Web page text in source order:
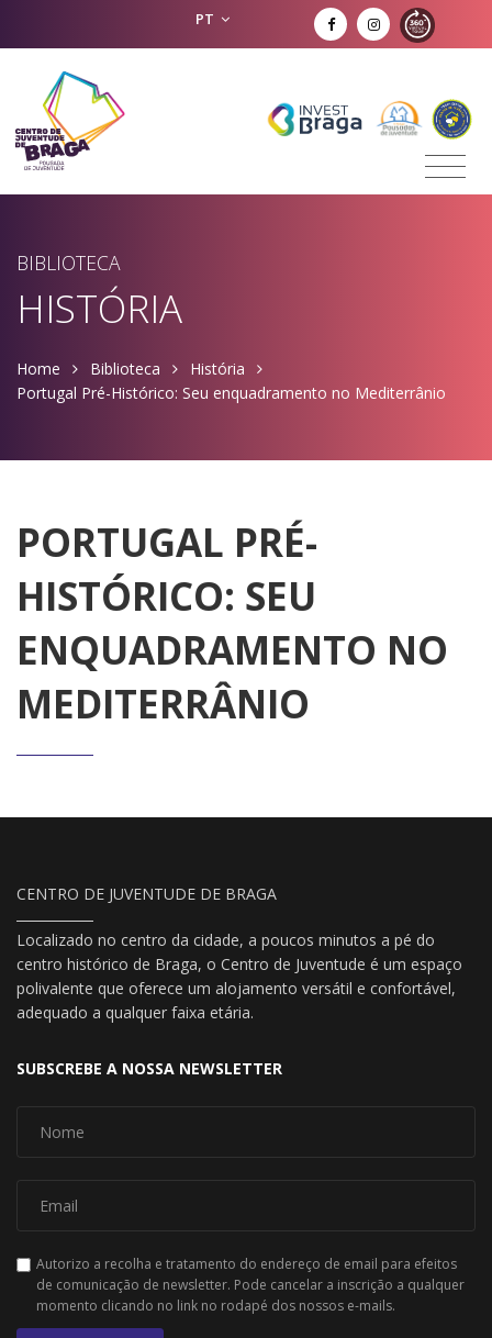
PT
BIBLIOTECA
HISTÓRIA
Home Biblioteca
História
Portugal Pré-Histórico: Seu enquadramento no Mediterrânio
PORTUGAL PRÉ-
HISTÓRICO: SEU
ENQUADRAMENTO NO
MEDITERRÂNIO
CENTRO DE JUVENTUDE DE BRAGA
Localizado no centro da cidade, a poucos minutos a pé do
centro histórico de Braga, o Centro de Juventude é um espaço
polivalente que oferece um alojamento versátil e confortável,
adequado a qualquer faixa etária.
SUBSCREBE A NOSSA NEWSLETTER
Autorizo a recolha e tratamento do endereço de email para efeitos
de comunicação de newsletter. Pode cancelar a inscrição a qualquer
momento clicando no link no rodapé dos nossos e-mails.